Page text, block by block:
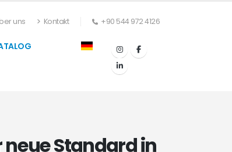
uns Kontakt +90 544 972 4126
Standard in